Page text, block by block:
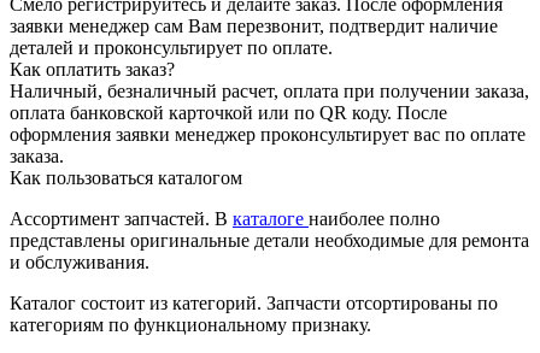
заявки менеджер сам Вам перезвонит, подтвердит наличие
деталей и проконсультирует по оплате.
Как оплатить заказ?
Наличный, безналичный расчет, оплата при получении заказа,
оплата банковской карточкой или по QR коду. После
оформления заявки менеджер проконсультирует вас по оплате
заказа.
Как пользоваться каталогом
Ассортимент запчастей. В каталоге наиболее полно
представлены оригинальные детали необходимые для ремонта
и обслуживания.
Каталог состоит из категорий. Запчасти отсортированы по
категориям по функциональному признаку.